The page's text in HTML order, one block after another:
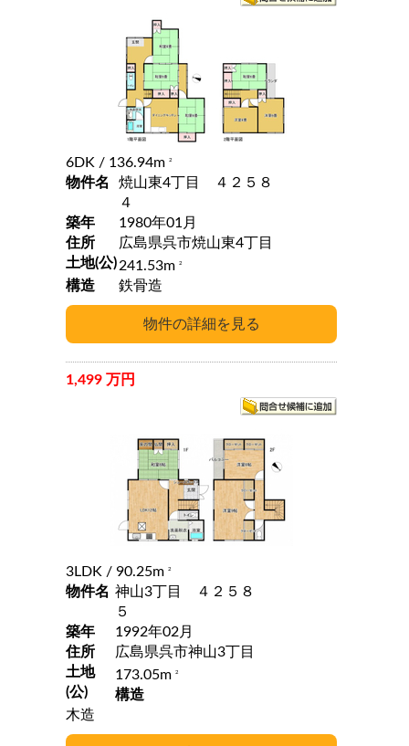
6DK / 136.94m 2
物件名
焼山東4丁目 ４２５８
４
築年
1980年01月
住所
広島県呉市焼山東4丁目
土地(公)241.53m2
構造 鉄骨造
1,499 万円
3LDK / 90.25m 2
物件名 神山3丁目 ４２５８
５
築年
1992年02月
住所
広島県呉市神山3丁目
土地
(公)
173.05m2
構造
木造